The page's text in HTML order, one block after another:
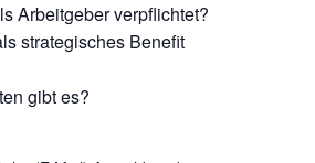
Arbeitgeber verpflichtet?
strategisches Benefit
gibt es?